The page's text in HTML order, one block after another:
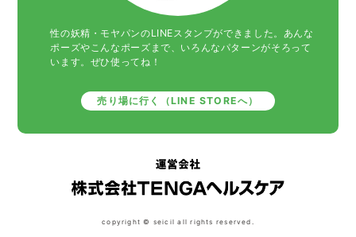
性の妖精・モヤパンのLINEスタンプができました。あんな
ポーズやこんなポーズまで、いろんなパターンがそろって
います。ぜひ使ってね！
売り場に行く（LINE STOREへ）
copyright © seicil all rights reserved.